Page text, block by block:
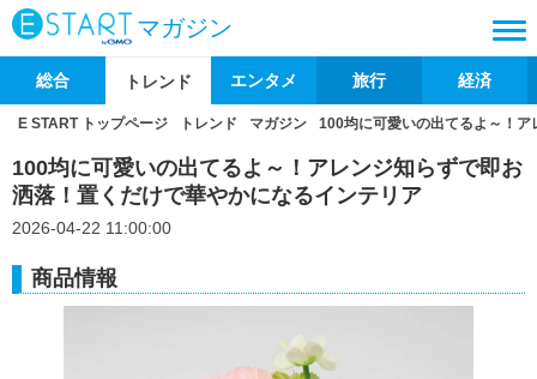
マガジン
総合 トレンド エンタメ 旅行 経済
E START トップページ トレンド マガジン 100均に可愛いの出てるよ～！
100均に可愛いの出てるよ～！アレンジ知らずで即お
洒落！置くだけで華やかになるインテリア
2026-04-22 11:00:00
商品情報